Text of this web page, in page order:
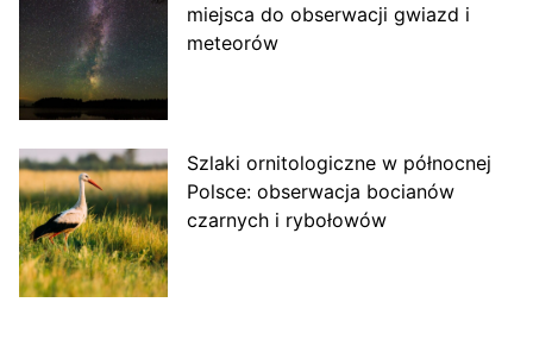
miejsca do obserwacji gwiazd i
meteorów
Szlaki ornitologiczne w północnej
Polsce: obserwacja bocianów
czarnych i rybołowów